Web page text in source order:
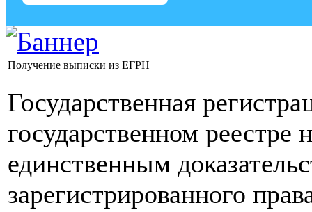
Получение выписки из ЕГРН
Государственная
государственном реестре
единственным
зарегистрированного